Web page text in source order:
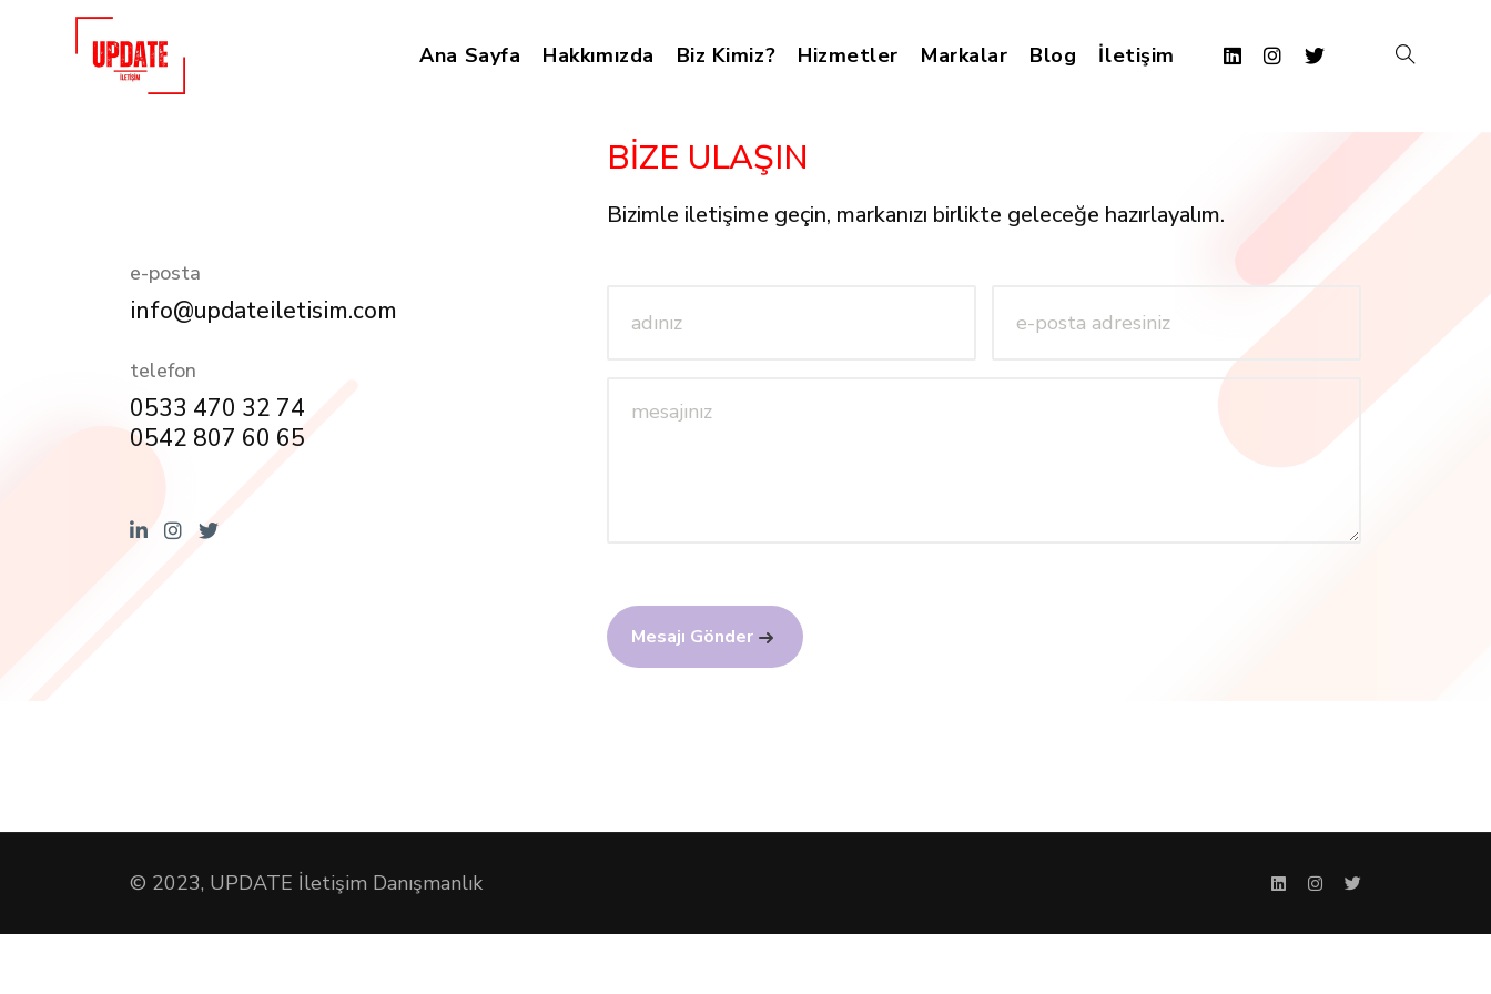
Ana Sayfa Hakkımızda Biz Kimiz? Hizmetler Markalar Blog İletişim
e-posta
info@updateiletisim.com
telefon
0533 470 32 74
0542 807 60 65
BIZE ULAŞIN
Bizimle iletişime geçin, markanızı birlikte geleceğe hazırlayalım.
© 2023, UPDATE İletişim Danışmanlık